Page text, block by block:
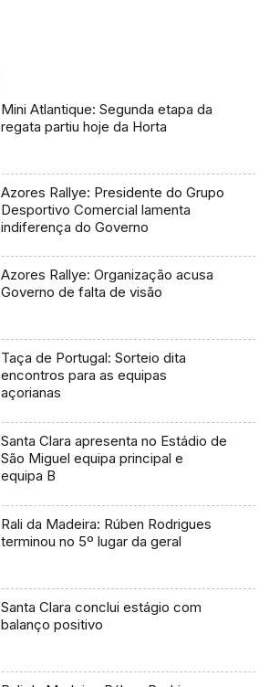
Mini Atlantique: Segunda etapa da
regata partiu hoje da Horta
Azores Rallye: Presidente do Grupo
Desportivo Comercial lamenta
indiferença do Governo
Azores Rallye: Organização acusa
Governo de falta de visão
Taça de Portugal: Sorteio dita
encontros para as equipas
açorianas
Santa Clara apresenta no Estádio de
São Miguel equipa principal e
equipa B
Rali da Madeira: Rúben Rodrigues
terminou no 5º lugar da geral
Santa Clara conclui estágio com
balanço positivo